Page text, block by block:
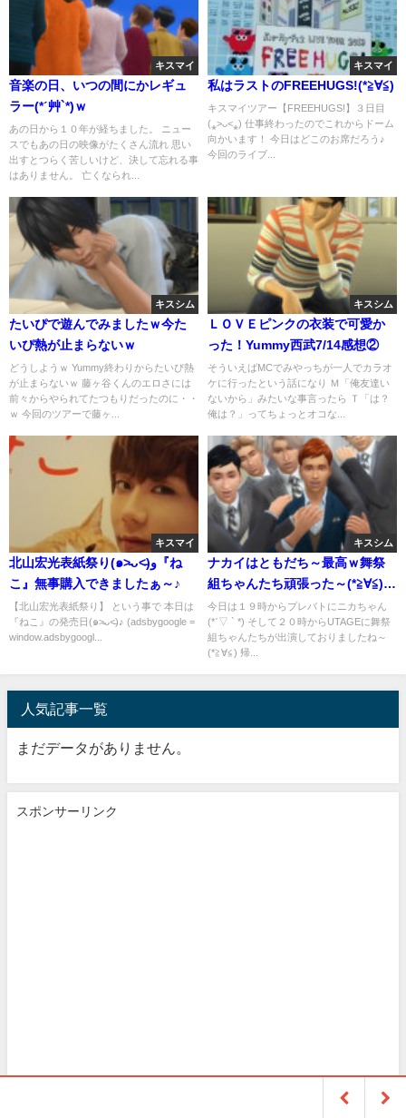
キスマイ
音楽の日、いつの間にかレギュ
ラー(*ˊ艸`*)ｗ
あの日から１０年が経ちました。 ニュー
スでもあの日の映像がたくさん流れ 思い
出すとつらく苦しいけど、決して忘れる事
はありません。 亡くなられ...
キスマイ
私はラストのFREEHUGS!(*≧∀≦)
キスマイツアー【FREEHUGS!】３日目
(⁎˃ᴗ˂⁎) 仕事終わったのでこれからドーム
向かいます！ 今日はどこのお席だろう♪
今回のライブ...
キスシム
たいぴで遊んでみましたｗ今た
いぴ熱が止まらないｗ
どうしようｗ Yummy終わりからたいぴ熱
が止まらないｗ 藤ヶ谷くんのエロさには
前々からやられてたつもりだったのに・・
ｗ 今回のツアーで藤ヶ...
キスシム
ＬＯＶＥピンクの衣装で可愛か
った！Yummy西武7/14感想②
そういえばMCでみやっちが一人でカラオ
ケに行ったという話になり Ｍ「俺友達い
ないから」みたいな事言ったら Ｔ「は？
俺は？」ってちょっとオコな...
キスマイ
北山宏光表紙祭り(๑˃̵ᴗ˂̵)و『ね
こ』無事購入できましたぁ～♪
【北山宏光表紙祭り】 という事で 本日は
『ねこ』の発売日(๑˃̵ᴗ˂̵)♪ (adsbygoogle =
window.adsbygoogl...
キスシム
ナカイはともだち～最高ｗ舞祭
組ちゃんたち頑張った～(*≧∀≦)
【UTAGE】
今日は１９時からプレバトにニカちゃん
(*ˊ▽ ` *) そして２０時からUTAGEに舞祭
組ちゃんたちが出演しておりましたね～
(*≧∀≦) 帰...
人気記事一覧
まだデータがありません。
スポンサーリンク